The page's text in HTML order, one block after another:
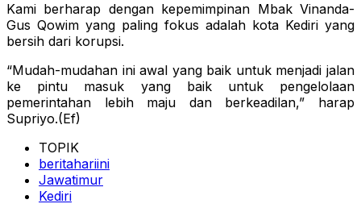
Kami berharap dengan kepemimpinan Mbak Vinanda-
Gus Qowim yang paling fokus adalah kota Kediri yang
bersih dari korupsi.
“Mudah-mudahan ini awal yang baik untuk menjadi jalan
ke pintu masuk yang baik untuk pengelolaan
pemerintahan lebih maju dan berkeadilan,” harap
Supriyo.(Ef)
TOPIK
beritahariini
Jawatimur
Kediri